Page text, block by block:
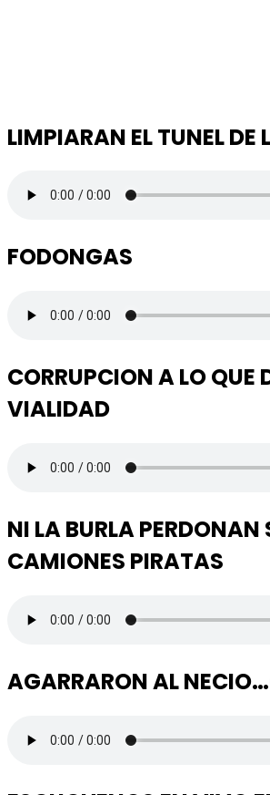
LIMPIARAN EL TUNEL DE
FODONGAS
CORRUPCION A LO QUE
VIALIDAD
NI LA BURLA PERDONAN
CAMIONES PIRATAS
AGARRARON AL